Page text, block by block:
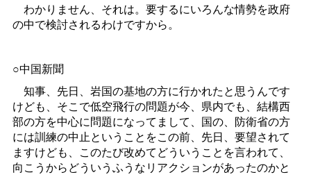
わかりません、それは。要するにいろんな情勢を政府
の中で検討されるわけですから。
○中国新聞
知事、先日、岩国の基地の方に行かれたと思うんです
けども、そこで低空飛行の問題が今、県内でも、結構西
部の方を中心に問題になってまして、国の、防衛省の方
には訓練の中止ということをこの前、先日、要望されて
ますけども、このたび改めてどういうことを言われて、
向こうからどういうふうなリアクションがあったのかと